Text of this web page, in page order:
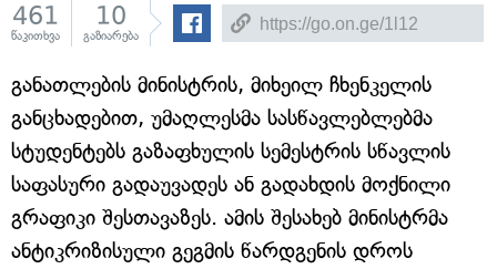
461
წაკითხვა
10
გაზიარება
განათლების მინისტრის, მიხეილ ჩხენკელის
განცხადებით, უმაღლესმა სასწავლებლებმა
სტუდენტებს გაზაფხულის სემესტრის სწავლის
საფასური გადაუვადეს ან გადახდის მოქნილი
გრაფიკი შესთავაზეს. ამის შესახებ მინისტრმა
ანტიკრიზისული გეგმის წარდგენის დროს